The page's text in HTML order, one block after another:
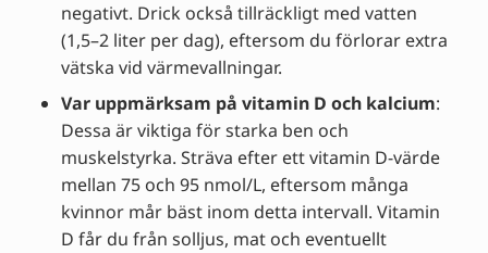
negativt. Drick också tillräckligt med vatten
(1,5–2 liter per dag), eftersom du förlorar extra
vätska vid värmevallningar.
Var uppmärksam på vitamin D och kalcium:
Dessa är viktiga för starka ben och
muskelstyrka. Sträva efter ett vitamin D-värde
mellan 75 och 95 nmol/L, eftersom många
kvinnor mår bäst inom detta intervall. Vitamin
D får du från solljus, mat och eventuellt